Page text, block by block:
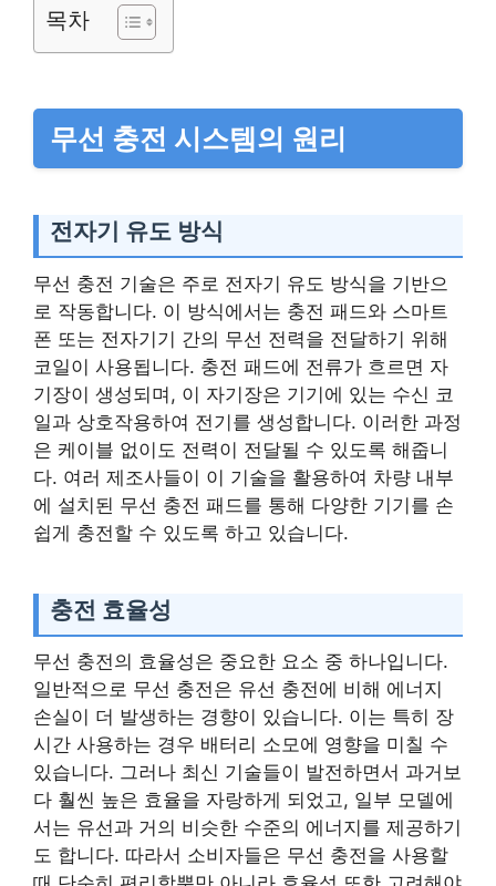
목차
무선 충전 시스템의 원리
전자기 유도 방식
무선 충전 기술은 주로 전자기 유도 방식을 기반으
로 작동합니다. 이 방식에서는 충전 패드와 스마트
폰 또는 전자기기 간의 무선 전력을 전달하기 위해
코일이 사용됩니다. 충전 패드에 전류가 흐르면 자
기장이 생성되며, 이 자기장은 기기에 있는 수신 코
일과 상호작용하여 전기를 생성합니다. 이러한 과정
은 케이블 없이도 전력이 전달될 수 있도록 해줍니
다. 여러 제조사들이 이 기술을 활용하여 차량 내부
에 설치된 무선 충전 패드를 통해 다양한 기기를 손
쉽게 충전할 수 있도록 하고 있습니다.
충전 효율성
무선 충전의 효율성은 중요한 요소 중 하나입니다.
일반적으로 무선 충전은 유선 충전에 비해 에너지
손실이 더 발생하는 경향이 있습니다. 이는 특히 장
시간 사용하는 경우 배터리 소모에 영향을 미칠 수
있습니다. 그러나 최신 기술들이 발전하면서 과거보
다 훨씬 높은 효율을 자랑하게 되었고, 일부 모델에
서는 유선과 거의 비슷한 수준의 에너지를 제공하기
도 합니다. 따라서 소비자들은 무선 충전을 사용할